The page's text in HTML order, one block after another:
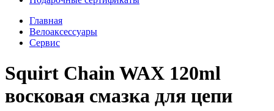
Главная
Велоаксессуары
Сервис
Squirt Chain WAX 120ml
восковая смазка для цепи